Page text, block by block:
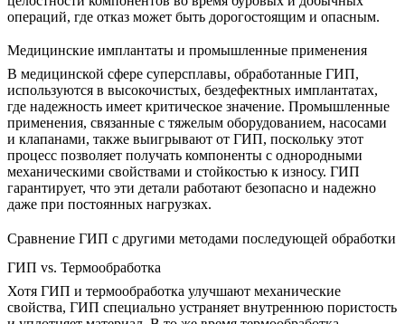
операций, где отказ может быть дорогостоящим и опасным.
Медицинские имплантаты и промышленные применения
В медицинской сфере суперсплавы, обработанные ГИП,
используются в высокочистых, бездефектных имплантатах,
где надежность имеет критическое значение. Промышленные
применения, связанные с тяжелым оборудованием, насосами
и клапанами, также выигрывают от ГИП, поскольку этот
процесс позволяет получать компоненты с однородными
механическими свойствами и стойкостью к износу. ГИП
гарантирует, что эти детали работают безопасно и надежно
даже при постоянных нагрузках.
Сравнение ГИП с другими методами последующей обработки
ГИП vs. Термообработка
Хотя ГИП и термообработка улучшают механические
свойства, ГИП специально устраняет внутреннюю пористость